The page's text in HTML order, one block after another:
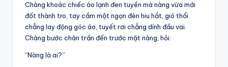
Chàng khoác chiếc áo lạnh đen tuyền mà nàng vừa mới
đốt thành tro, tay cầm một ngọn đèn hiu hắt, gió thổi
chẳng lay động góc áo, tuyết rơi chẳng dính đầu vai.
Chàng bước chân trần đến trước mặt nàng, hỏi:
“Nàng là ai?”